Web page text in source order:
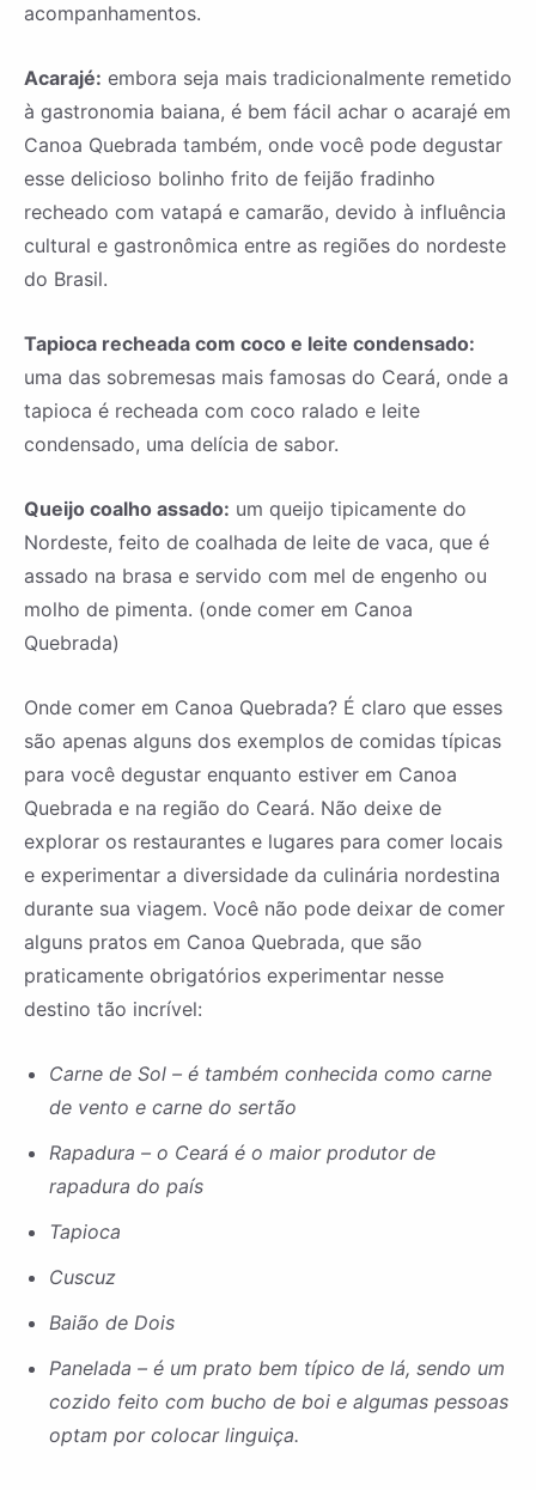
acompanhamentos.
Acarajé: embora seja mais tradicionalmente remetido
à gastronomia baiana, é bem fácil achar o acarajé em
Canoa Quebrada também, onde você pode degustar
esse delicioso bolinho frito de feijão fradinho
recheado com vatapá e camarão, devido à influência
cultural e gastronômica entre as regiões do nordeste
do Brasil.
Tapioca recheada com coco e leite condensado:
uma das sobremesas mais famosas do Ceará, onde a
tapioca é recheada com coco ralado e leite
condensado, uma delícia de sabor.
Queijo coalho assado: um queijo tipicamente do
Nordeste, feito de coalhada de leite de vaca, que é
assado na brasa e servido com mel de engenho ou
molho de pimenta. (onde comer em Canoa
Quebrada)
Onde comer em Canoa Quebrada? É claro que esses
são apenas alguns dos exemplos de comidas típicas
para você degustar enquanto estiver em Canoa
Quebrada e na região do Ceará. Não deixe de
explorar os restaurantes e lugares para comer locais
e experimentar a diversidade da culinária nordestina
durante sua viagem. Você não pode deixar de comer
alguns pratos em Canoa Quebrada, que são
praticamente obrigatórios experimentar nesse
destino tão incrível:
Carne de Sol – é também conhecida como carne
de vento e carne do sertão
Rapadura – o Ceará é o maior produtor de
rapadura do país
Tapioca
Cuscuz
Baião de Dois
Panelada – é um prato bem típico de lá, sendo um
cozido feito com bucho de boi e algumas pessoas
optam por colocar linguiça.